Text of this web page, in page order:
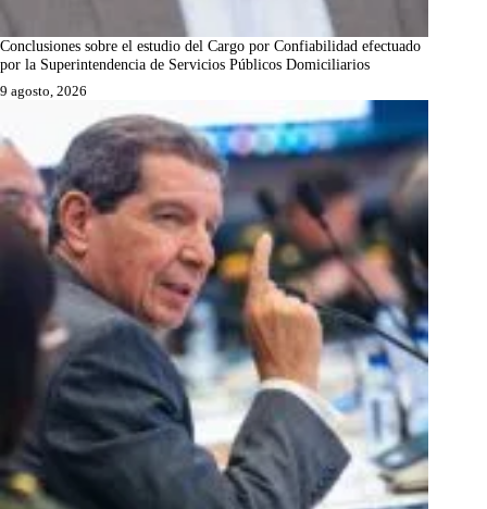
Conclusiones sobre el estudio del Cargo por Confiabilidad efectuado
por la Superintendencia de Servicios Públicos Domiciliarios
9 agosto, 2026